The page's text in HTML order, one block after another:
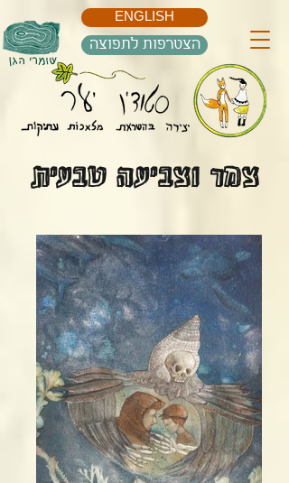
הצטרפות לתפוצה
ENGLISH
צמר וצביעה טבעית